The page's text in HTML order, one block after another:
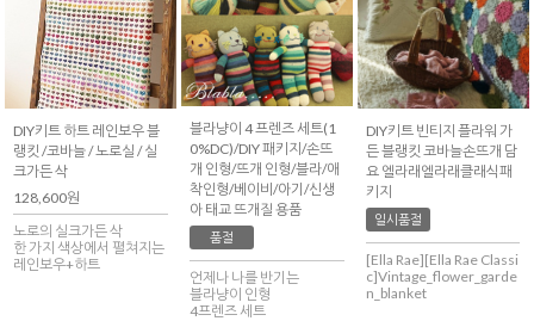
DIY키트 하트 레인보우 블
랭킷 /코바늘 / 노로실 / 실
크가든 삭
128,600원
노로의 실크가든 삭
한 가지 색상에서 펼쳐지는
레인보우+하트
블라냥이 4 프렌즈 세트(1
0%DC)/DIY 패키지/손뜨
개 인형/뜨개 인형/블라/애
착인형/베이비/아기/신생
아 태교 뜨개질 용품
품절
언제나 나를 반기는
블라냥이 인형
4프렌즈 세트
DIY키트 빈티지 플라워 가
든 블랭킷 코바늘손뜨개 담
요 엘라래엘라래클래식패
키지
일시품절
[Ella Rae][Ella Rae Classi
c]Vintage_flower_garde
n_blanket